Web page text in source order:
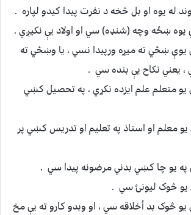
يوې ښځي ته ميړه ورپيدا نسي ، يا وښځي ته
، يعني نکاح يې بنده سي .
يو متعلم علم ايزده نکړي ، په تحصيل کښي
يو معلم او استاذ په تعليم او تدريس کښي پر
يو څوک بد أخلاقه سي ، او وبدو کارو ته يې مخ